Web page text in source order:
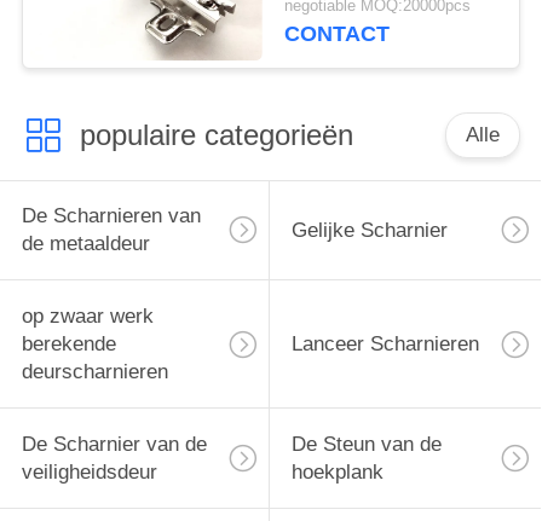
negotiable MOQ:20000pcs
CONTACT
populaire categorieën Alle
De Scharnieren van
de metaaldeur
Gelijke Scharnier
op zwaar werk
berekende
deurscharnieren
Lanceer Scharnieren
De Scharnier van de
veiligheidsdeur
De Steun van de
hoekplank